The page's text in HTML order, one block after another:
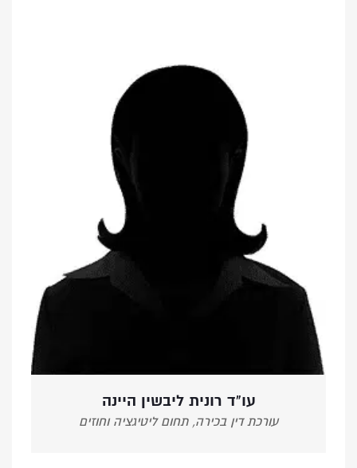
עו"ד רונית ליבשין היינה
עורכת דין בכירה, תחום ליטיגציה וחוזים